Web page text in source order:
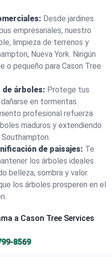
Desde jardines
empresariales, nuestro
limpieza de terrenos y
Nueva York. Ningún
o pequeño para Cason Tree
de árboles: Protege tus
en tormentas.
profesional refuerza
maduros y extendiendo
de paisajes: Te
los árboles ideales
belleza, sombra y valor.
los árboles prosperen en el
a Cason Tree Services
8569